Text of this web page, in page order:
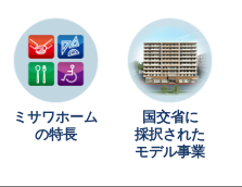
指すオーナー様まで、賃貸経
けします。
ムをご検討の方
、理想の住まいを叶えるリフ
ご用意しています。
ザインし、持続可能な未来志
ム工事ご契約者さまとミサワ
ト。お得・便利・安心なコン
ミサワホーム
の特長
国交省に
採択された
モデル事業